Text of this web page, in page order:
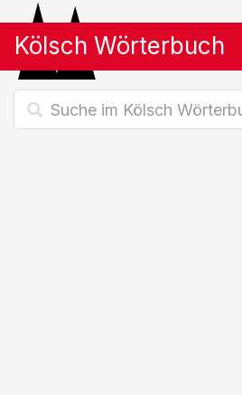
Kölsch Wörterbuch